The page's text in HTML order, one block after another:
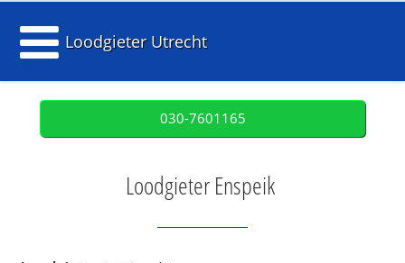
Loodgieter Utrecht
030-7601165
Loodgieter Enspeik